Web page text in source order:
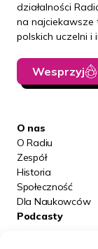
działalności
na
polskich uczelni i
Wesprzyj
O nas
O Radiu
Zespół
Historia
Społeczność
Dla Naukowców
Podcasty